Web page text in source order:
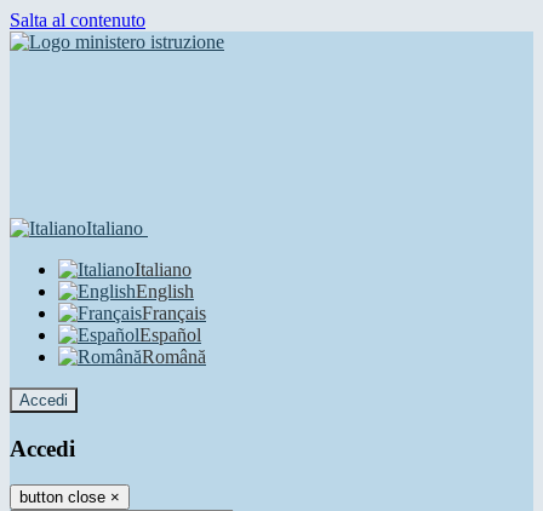
Salta al contenuto
Italiano
Italiano
English
Français
Español
Română
Accedi
Accedi
button close ×